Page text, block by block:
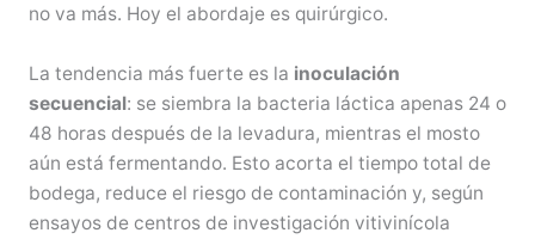
no va más. Hoy el abordaje es quirúrgico.
La tendencia más fuerte es la inoculación
secuencial: se siembra la bacteria láctica apenas 24 o
48 horas después de la levadura, mientras el mosto
aún está fermentando. Esto acorta el tiempo total de
bodega, reduce el riesgo de contaminación y, según
ensayos de centros de investigación vitivinícola